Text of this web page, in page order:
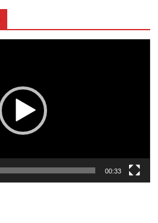
00:33